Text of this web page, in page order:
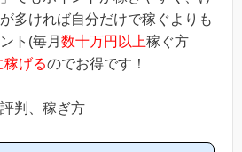
多ければ自分だけで稼ぐよりも
ト(毎月 数十万円以上稼ぐ方
稼げるのでお得です！
判、稼ぎ方